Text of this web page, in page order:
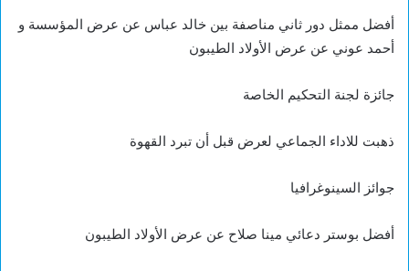
أفضل ممثل دور ثاني مناصفة بين خالد عباس عن عرض المؤسسة و
أحمد عوني عن عرض الأولاد الطيبون
جائزة لجنة التحكيم الخاصة
ذهبت للاداء الجماعي لعرض قبل أن تبرد القهوة
جوائز السينوغرافيا
أفضل بوستر دعائي مينا صلاح عن عرض الأولاد الطيبون